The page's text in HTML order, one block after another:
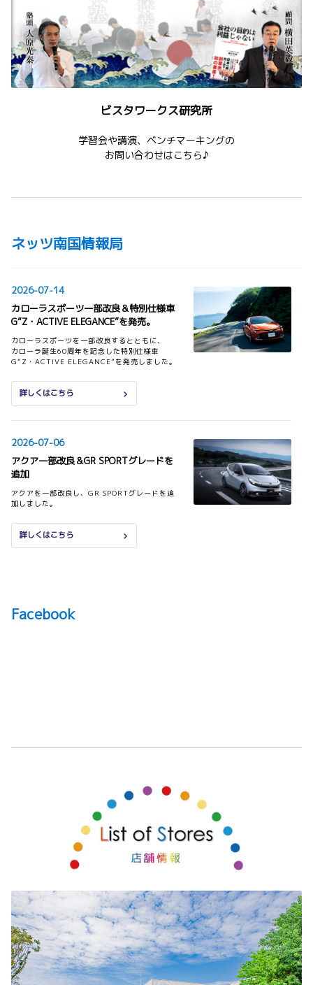
ビスタワークス研究所
学習会や講演、ベンチマーキングの
お問い合わせはこちら♪
ネッツ南国情報局
2026-07-14
カローラスポーツ一部改良＆特別仕様車
G“Z・ACTIVE ELEGANCE”を発売。
カローラスポーツを一部改良するとともに、
カローラ誕生60周年を記念した特別仕様車
G“Z・ACTIVE ELEGANCE”を発売しました。
詳しくはこちら
2026-07-06
アクア一部改良＆GR SPORTグレードを
追加
アクアを一部改良し、GR SPORTグレードを追
加しました。
詳しくはこちら
プリウスを一部改良しました。
ハイエース バン 一部改良
詳しくはこちら
2026-06-18
ハイエース ワゴン 一部改良
Facebook